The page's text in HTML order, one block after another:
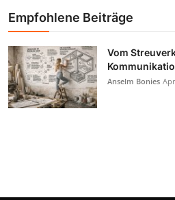
Empfohlene Beiträge
Vom
Anselm Bonies